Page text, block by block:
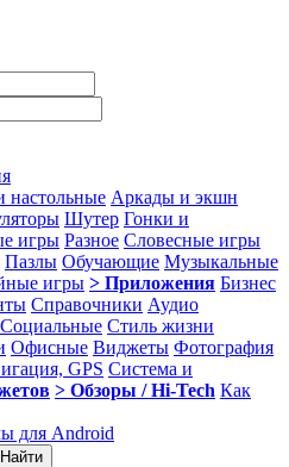
настольные Аркады и экшн
Шутер Гонки и
игры Разное Словесные игры
Пазлы Обучающие Музыкальные
игры > Приложения Бизнес
Справочники Аудио
Социальные Стиль жизни
Офисные Виджеты Фотография
GPS Система и
> Обзоры / Hi-Tech Как
для Android
Найти